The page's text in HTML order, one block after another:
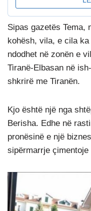
Sipas gazetës Tema,
kohësh, vila, e cila
ndodhet në zonën e
Tiranë-Elbasan në
shkrirë me Tiranën.
Kjo është një nga
Berisha. Edhe në
pronësinë e një
sipërmarrje çimentoje